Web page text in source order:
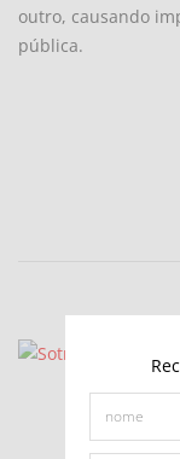
outro, causando
pública.